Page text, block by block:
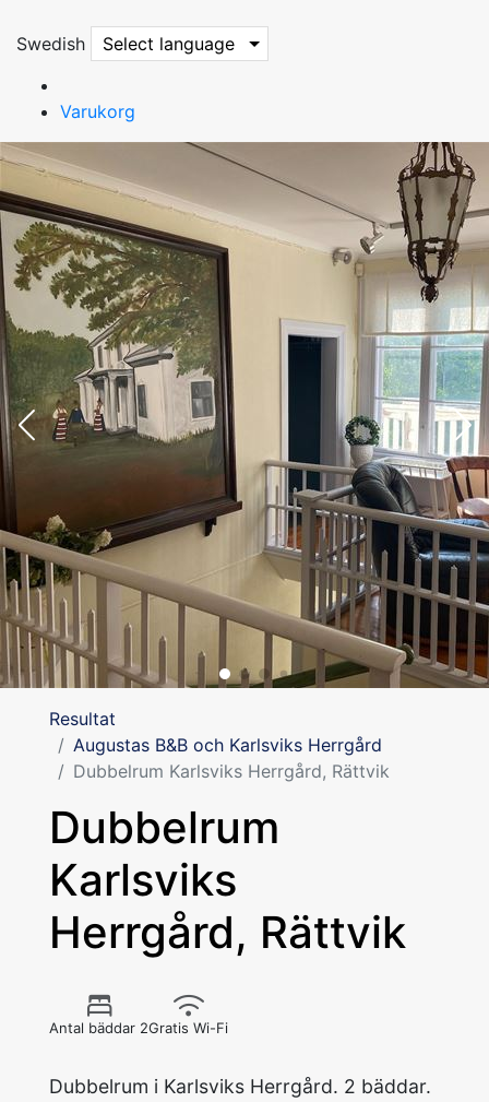
Swedish Select language
Varukorg
Resultat
Augustas B&B och Karlsviks Herrgård
Dubbelrum Karlsviks Herrgård, Rättvik
Dubbelrum
Karlsviks
Herrgård, Rättvik
Antal bäddar 2Gratis Wi-Fi
Dubbelrum i Karlsviks Herrgård. 2 bäddar.